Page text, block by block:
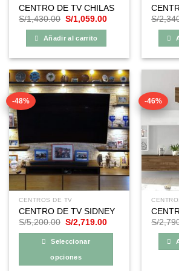
CENTRO DE TV CHILAS
S/1,430.00 El
original
era:
S/1,059.00El
Añadir al carrito
S/
-48%
CENTROS DE TV
CENTRO DE TV SIDNEY
S/5,200.00 El
original
era:
S/2,719.00El
Seleccionar
opciones
-46%
S/